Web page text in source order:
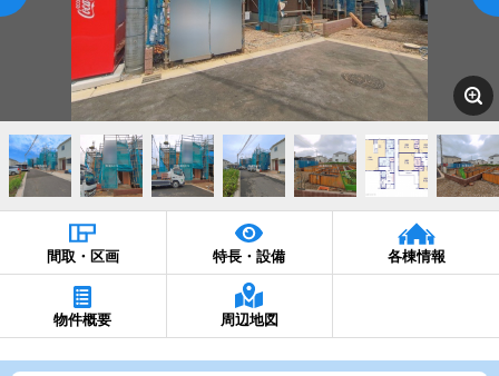
間取・区画 特長・設備 各棟情報
物件概要 周辺地図